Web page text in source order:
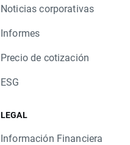
Noticias corporativas
Informes
Precio de cotización
ESG
LEGAL
Información Financiera